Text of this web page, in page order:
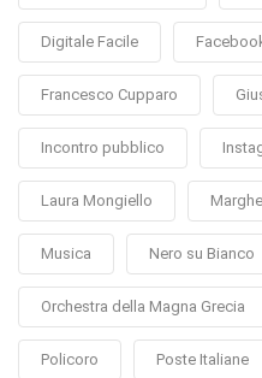
Digitale Facile
Francesco Cupparo
Incontro pubblico
Laura Mongiello
Musica Nero su Bianco
Orchestra della Magna Grecia
Policoro Poste Italiane